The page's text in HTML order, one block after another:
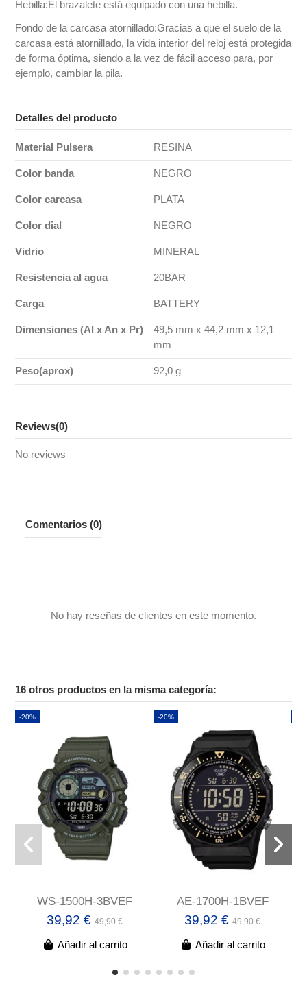
Hebilla:El brazalete está equipado con una hebilla.
Fondo de la carcasa atornillado:Gracias a que el suelo de la
carcasa está atornillado, la vida interior del reloj está protegida
de forma óptima, siendo a la vez de fácil acceso para, por
ejemplo, cambiar la pila.
Detalles del producto
Material Pulsera RESINA
Color banda NEGRO
Color carcasa PLATA
Color dial NEGRO
Vidrio MINERAL
Resistencia al agua 20BAR
Carga BATTERY
Dimensiones (Al x An x Pr)
49,5 mm x 44,2 mm x 12,1
mm
Peso(aprox) 92,0 g
Reviews(0)
No reviews
Comentarios (0)
No hay reseñas de clientes en este momento.
16 otros productos en la misma categoría:
-20%
WS-1500H-3BVEF
39,92 €49,90 €
Añadir al carrito
-20%
AE-1700H-1BVEF
39,92 €49,90 €
Añadir al carrito